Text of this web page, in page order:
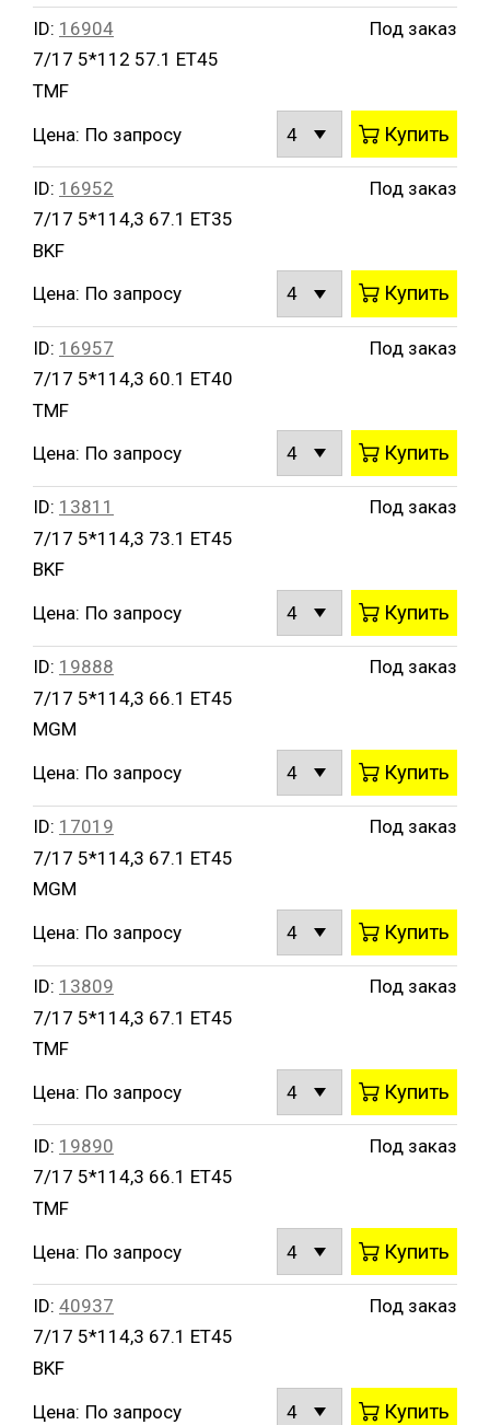
ID: 16904
7/17 5*112 57.1 ET45
TMF
Под заказ
Цена: По запросу Купить
ID: 16952
7/17 5*114,3 67.1 ET35
BKF
Под заказ
Цена: По запросу Купить
ID: 16957
7/17 5*114,3 60.1 ET40
TMF
Под заказ
Цена: По запросу Купить
ID: 13811
7/17 5*114,3 73.1 ET45
BKF
Под заказ
Цена: По запросу Купить
ID: 19888
7/17 5*114,3 66.1 ET45
MGM
Под заказ
Цена: По запросу Купить
ID: 17019
7/17 5*114,3 67.1 ET45
MGM
Под заказ
Цена: По запросу Купить
ID: 13809
7/17 5*114,3 67.1 ET45
TMF
Под заказ
Цена: По запросу Купить
ID: 19890
7/17 5*114,3 66.1 ET45
TMF
Под заказ
Цена: По запросу Купить
ID: 40937
7/17 5*114,3 67.1 ET45
BKF
Под заказ
Цена: По запросу Купить